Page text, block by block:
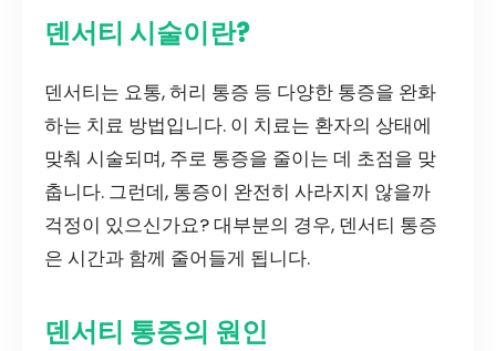
덴서티 시술이란?
덴서티는 요통, 허리 통증 등 다양한 통증을 완화
하는 치료 방법입니다. 이 치료는 환자의 상태에
맞춰 시술되며, 주로 통증을 줄이는 데 초점을 맞
춥니다. 그런데, 통증이 완전히 사라지지 않을까
걱정이 있으신가요? 대부분의 경우, 덴서티 통증
은 시간과 함께 줄어들게 됩니다.
덴서티 통증의 원인